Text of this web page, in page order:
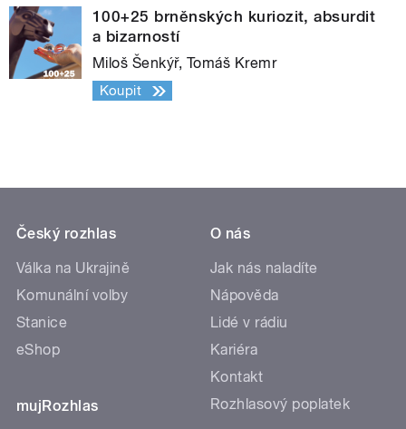
100+25 brněnských kuriozit, absurdit
a bizarností
Miloš Šenkýř, Tomáš Kremr
Koupit
Český rozhlas
Válka na Ukrajině
Komunální volby
Stanice
eShop
mujRozhlas
O nás
Jak nás naladíte
Nápověda
Lidé v rádiu
Kariéra
Kontakt
Rozhlasový poplatek